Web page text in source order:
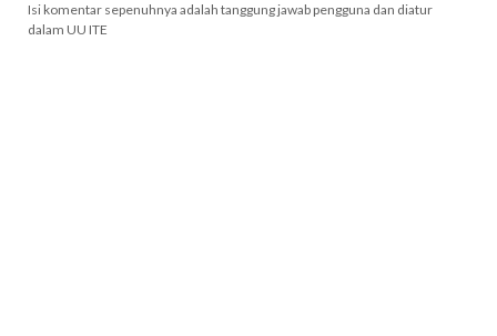
Isi komentar sepenuhnya adalah tanggung jawab pengguna dan diatur
dalam UU ITE